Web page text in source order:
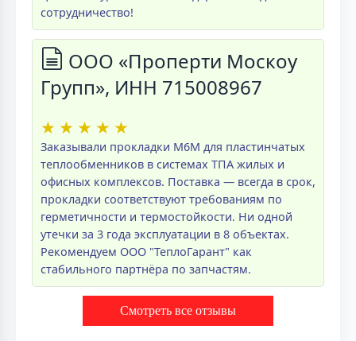
сотрудничество!
ООО «Проперти Москоу
Групп», ИНН 715008967
★ ★ ★ ★ ★
Заказывали прокладки M6M для пластинчатых
теплообменников в системах ТПА жилых и
офисных комплексов. Поставка — всегда в срок,
прокладки соответствуют требованиям по
герметичности и термостойкости. Ни одной
утечки за 3 года эксплуатации в 8 объектах.
Рекомендуем ООО "ТеплоГарант" как
стабильного партнёра по запчастям.
Смотреть все отзывы